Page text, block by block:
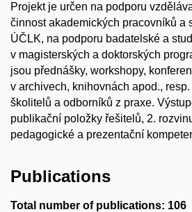
Projekt je určen na podporu
činnost akademických pracovníků a
ÚČLK, na podporu badatelské a
v magisterských a doktorských
jsou přednášky, workshopy,
v archivech, knihovnách apod.,
školitelů a odborníků z praxe.
publikační položky řešitelů, 2.
pedagogické a prezentační
Publications
Total number of publications: 106